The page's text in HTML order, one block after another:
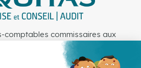
comptables commissaires aux
Lille, Lens et Douai